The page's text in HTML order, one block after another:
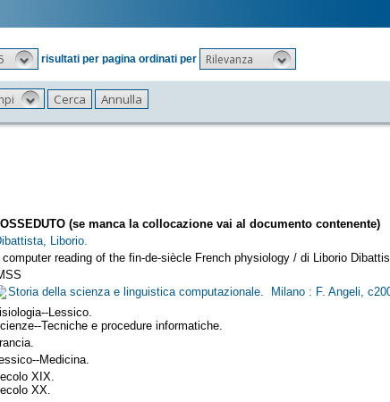
risultati per pagina ordinati per Rilevanza